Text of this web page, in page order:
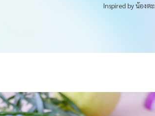
Inspired by น้องต